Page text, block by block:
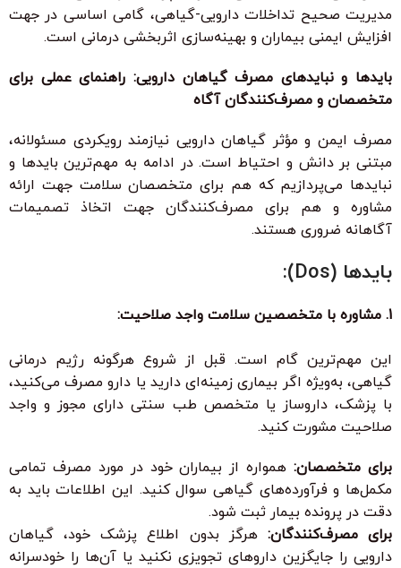
مدیریت صحیح تداخلات دارویی-گیاهی، گامی اساسی در جهت
افزایش ایمنی بیماران و بهینه‌سازی اثربخشی درمانی است.
بایدها و نبایدهای مصرف گیاهان دارویی: راهنمای عملی برای
متخصصان و مصرف‌کنندگان آگاه
مصرف ایمن و مؤثر گیاهان دارویی نیازمند رویکردی مسئولانه،
مبتنی بر دانش و احتیاط است. در ادامه به مهم‌ترین بایدها و
نبایدها می‌پردازیم که هم برای متخصصان سلامت جهت ارائه
مشاوره و هم برای مصرف‌کنندگان جهت اتخاذ تصمیمات
آگاهانه ضروری هستند.
بایدها (Dos):
1. مشاوره با متخصصین سلامت واجد صلاحیت:
این مهم‌ترین گام است. قبل از شروع هرگونه رژیم درمانی
گیاهی، به‌ویژه اگر بیماری زمینه‌ای دارید یا دارو مصرف می‌کنید،
با پزشک، داروساز یا متخصص طب سنتی دارای مجوز و واجد
صلاحیت مشورت کنید.
برای متخصصان:همواره از بیماران خود در مورد مصرف تمامی
مکمل‌ها و فرآورده‌های گیاهی سوال کنید. این اطلاعات باید به
دقت در پرونده بیمار ثبت شود.
برای مصرف‌کنندگان: هرگز بدون اطلاع پزشک خود، گیاهان
دارویی را جایگزین داروهای تجویزی نکنید یا آن‌ها را خودسرانه